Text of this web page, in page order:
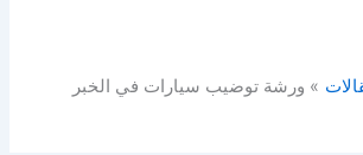
ورشة توضيب سيارات في الخبر